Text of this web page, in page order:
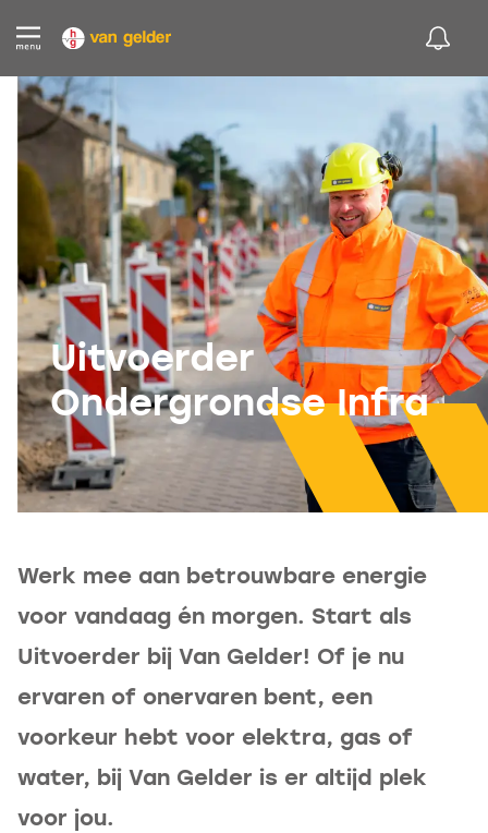
Uitvoerder
Ondergrondse Infra
Werk mee aan betrouwbare energie
voor vandaag én morgen. Start als
Uitvoerder bij Van Gelder! Of je nu
ervaren of onervaren bent, een
voorkeur hebt voor elektra, gas of
water, bij Van Gelder is er altijd plek
voor jou.